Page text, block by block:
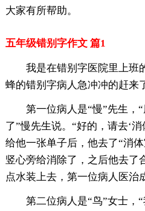
大家有所帮助。
五年级错别字作文 篇1
我是在错别字医院里上班
蜂的错别字病人急冲冲的赶来
第一位病人是“慢”先生，
了”慢先生说。“好的，请去‘消
给他一张单子后，他去了“消
竖心旁给消除了，之后他去了
点水装上去，第一位病人医治
第二位病人是“鸟”女士，